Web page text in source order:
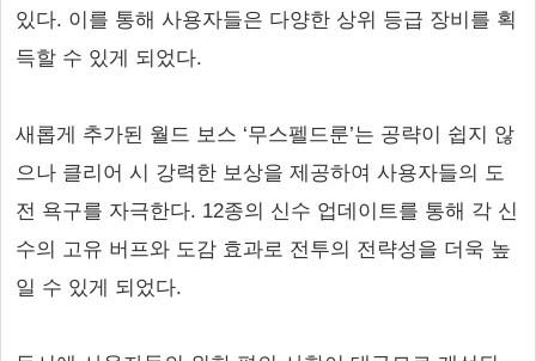
있다. 이를 통해 사용자들은 다양한 상위 등급 장비를 획
득할 수 있게 되었다.
새롭게 추가된 월드 보스 ‘무스펠드룬’는 공략이 쉽지 않
으나 클리어 시 강력한 보상을 제공하여 사용자들의 도
전 욕구를 자극한다. 12종의 신수 업데이트를 통해 각 신
수의 고유 버프와 도감 효과로 전투의 전략성을 더욱 높
일 수 있게 되었다.